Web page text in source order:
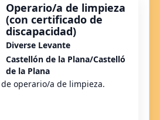
Operario/a de limpieza
(con certificado de
discapacidad)
Diverse Levante
Castellón de la Plana/Castelló
de la Plana
operario/a de limpieza.